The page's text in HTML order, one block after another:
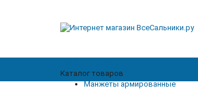
Каталог товаров
Манжеты армированные